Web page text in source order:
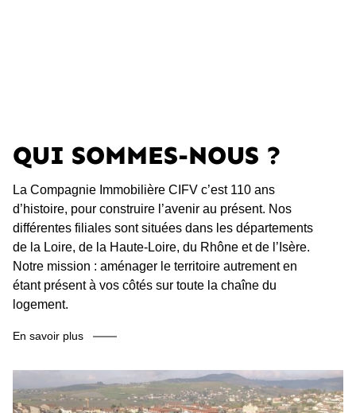
QUI SOMMES-NOUS ?
La Compagnie Immobilière CIFV c’est 110 ans
d’histoire, pour construire l’avenir au présent. Nos
différentes filiales sont situées dans les départements
de la Loire, de la Haute-Loire, du Rhône et de l’Isère.
Notre mission : aménager le territoire autrement en
étant présent à vos côtés sur toute la chaîne du
logement.
En savoir plus